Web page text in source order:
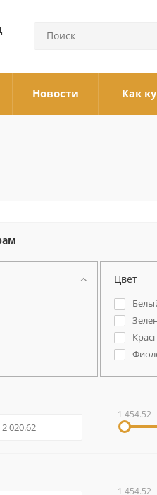
Новости Как
Цвет
1 454.52
1 454.52